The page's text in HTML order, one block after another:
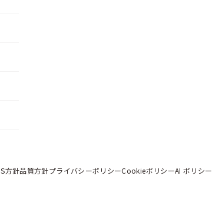
方針品質方針プライバシーポリシーCookieポリシーAI ポリシー